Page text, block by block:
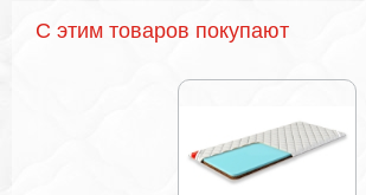
С этим товаров покупают